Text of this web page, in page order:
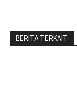
BERITA TERKAIT